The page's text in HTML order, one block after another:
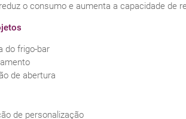
o consumo e aumenta a capacidade de
do frigo-bar
de abertura
de personalização